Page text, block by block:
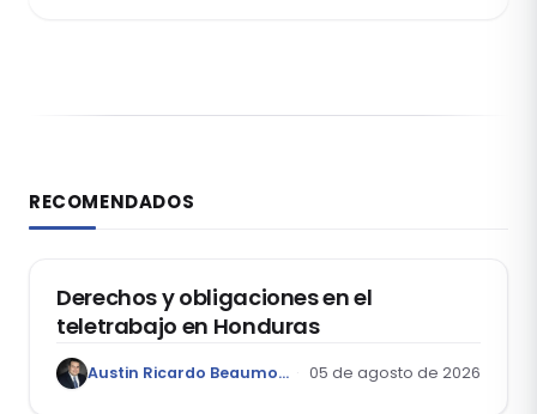
RECOMENDADOS
DERECHO LABORAL
Derechos y obligaciones en el
teletrabajo en Honduras
Austin Ricardo Beaumont Rivera 05 de agosto de 2026